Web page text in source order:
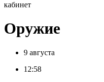
кабинет
Оружие
9 августа
12:58